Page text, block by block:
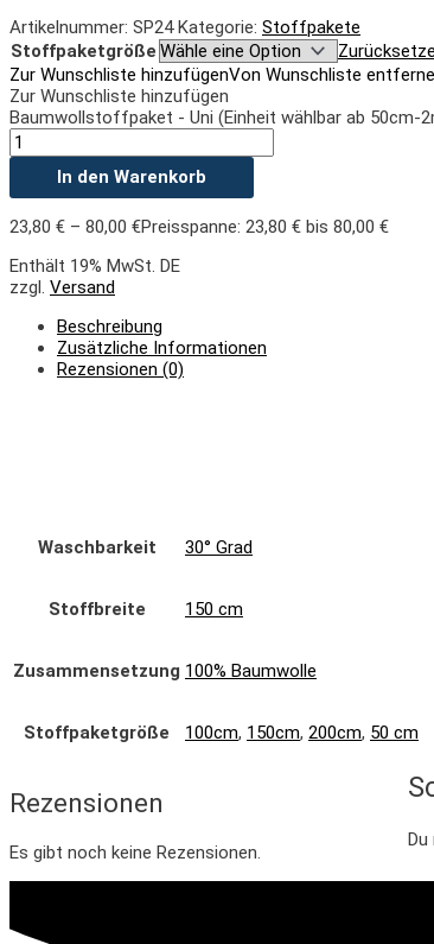
Artikelnummer: SP24 Kategorie: Stoffpakete
Stoffpaketgröße
Zur Wunschliste hinzufügenVon Wunschliste
Zur Wunschliste hinzufügen
Baumwollstoffpaket - Uni (Einheit wählbar ab 50cm-
In den Warenkorb
23,80 € – 80,00 €Preisspanne: 23,80 € bis 80,00 €
Enthält 19% MwSt. DE
zzgl. Versand
Beschreibung
Zusätzliche Informationen
Rezensionen (0)
Waschbarkeit 30° Grad
Stoffbreite 150 cm
Zusammensetzung 100% Baumwolle
Stoffpaketgröße 100cm, 150cm, 200cm, 50 cm
Rezensionen
Es gibt noch keine Rezensionen.